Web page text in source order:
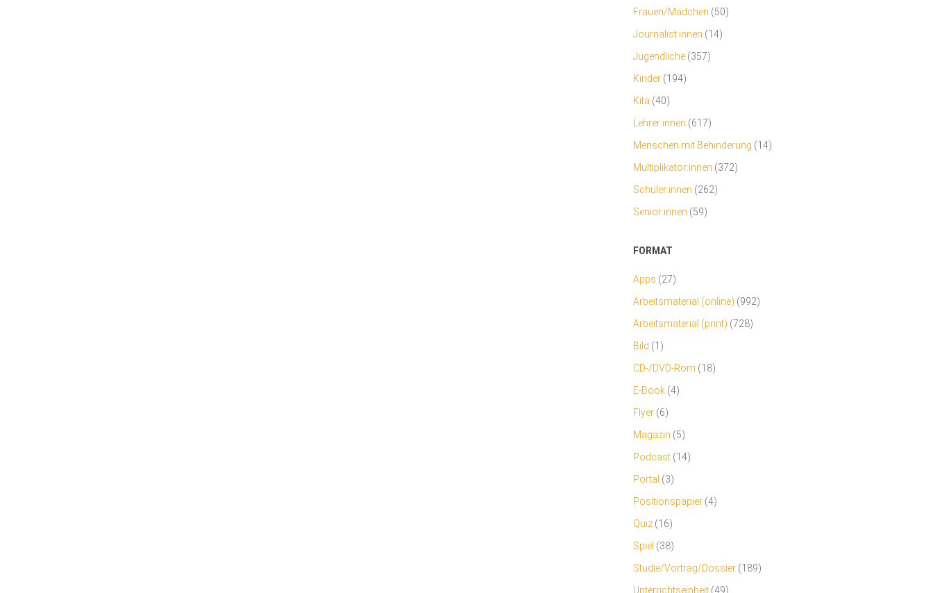
Frauen/Mädchen (50)
Journalist:innen (14)
Jugendliche (357)
Kinder (194)
Kita (40)
Lehrer:innen (617)
Menschen mit Behinderung (14)
Multiplikator:innen (372)
Schüler:innen (262)
Senior:innen (59)
FORMAT
Apps (27)
Arbeitsmaterial (online) (992)
Arbeitsmaterial (print) (728)
Bild (1)
CD-/DVD-Rom (18)
E-Book (4)
Flyer (6)
Magazin (5)
Podcast (14)
Portal (3)
Positionspapier (4)
Quiz (16)
Spiel (38)
Studie/Vortrag/Dossier (189)
Unterrichtseinheit (49)